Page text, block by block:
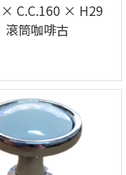
C.C.160 × H29
滾筒咖啡古